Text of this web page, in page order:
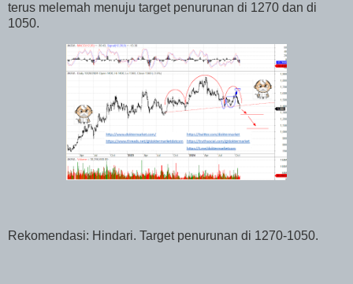
terus melemah menuju target penurunan di 1270 dan di
1050.
Rekomendasi: Hindari. Target penurunan di 1270-1050.